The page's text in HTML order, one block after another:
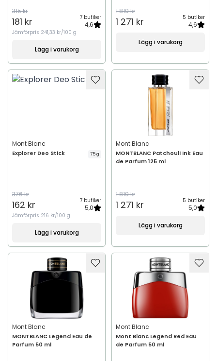
315 kr
181 kr 7 butiker
4,6
Jämförpris 241,33 kr/100 g
Lägg i varukorg
1 819 kr
1 271 kr 5 butiker
4,6
Lägg i varukorg
Mont Blanc
Explorer Deo Stick 75 g
376 kr
162 kr 7 butiker
5,0
Jämförpris 216 kr/100 g
Lägg i varukorg
Mont Blanc
MONTBLANC Patchouli Ink Eau
de Parfum 125 ml
1 819 kr
1 271 kr 5 butiker
5,0
Lägg i varukorg
Mont Blanc
MONTBLANC Legend Eau de
Parfum 50 ml
Mont Blanc
Mont Blanc Legend Red Eau
de Parfum 50 ml